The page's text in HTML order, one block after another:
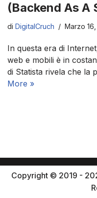
(Backend As A
di DigitalCruch Marzo
In questa era di
web e mobili è in
di Statista rivela che la
More »
Copyright © 2019 -